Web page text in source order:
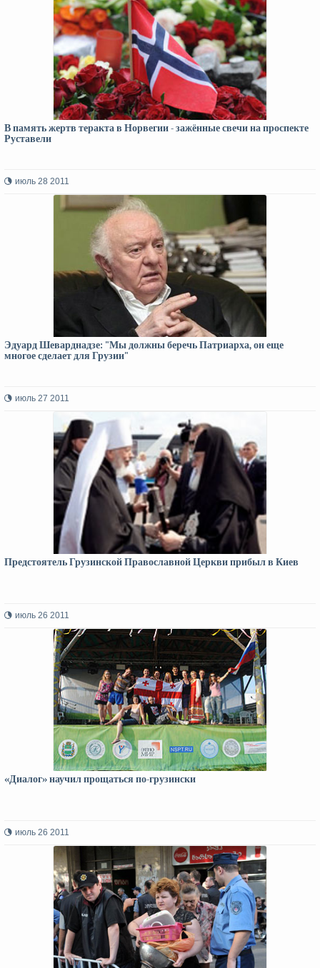
В память жертв теракта в Норвегии - зажённые свечи на проспекте
Руставели
июль 28 2011
Эдуард Шеварднадзе: "Мы должны беречь Патриарха, он еще
многое сделает для Грузии"
июль 27 2011
Предстоятель Грузинской Православной Церкви прибыл в Киев
июль 26 2011
«Диалог» научил прощаться по-грузински
июль 26 2011